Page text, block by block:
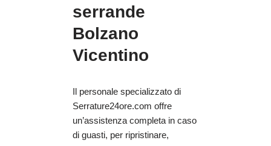
serrande
Bolzano
Vicentino
Il personale specializzato di
Serrature24ore.com offre
un’assistenza completa in caso
di guasti, per ripristinare,